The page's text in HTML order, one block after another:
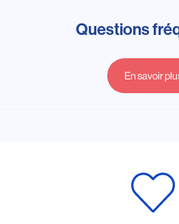
Questions
En savoir